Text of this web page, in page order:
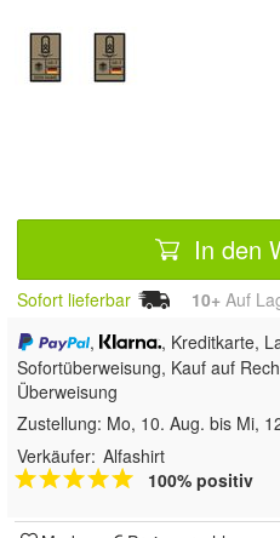
In den
Sofort lieferbar 10+ Auf
,
, Kreditkarte,
Sofortüberweisung, Kauf auf
Überweisung
Zustellung: Mo, 10. Aug. bis Mi,
Verkäufer: Alfashirt
100% positiv